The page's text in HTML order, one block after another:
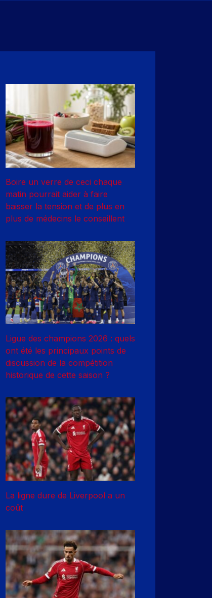
Boire un verre de ceci chaque
matin pourrait aider à faire
baisser la tension et de plus en
plus de médecins le conseillent
Ligue des champions 2026 : quels
ont été les principaux points de
discussion de la compétition
historique de cette saison ?
La ligne dure de Liverpool a un
coût